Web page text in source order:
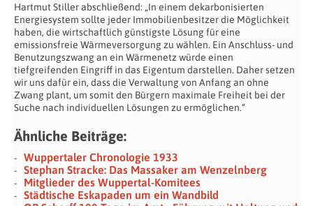
Hartmut Stiller abschließend: „In einem dekarbonisierten
Energiesystem sollte jeder Immobilienbesitzer die Möglichkeit
haben, die wirtschaftlich günstigste Lösung für eine
emissionsfreie Wärmeversorgung zu wählen. Ein Anschluss- und
Benutzungszwang an ein Wärmenetz würde einen
tiefgreifenden Eingriff in das Eigentum darstellen. Daher setzen
wir uns dafür ein, dass die Verwaltung von Anfang an ohne
Zwang plant, um somit den Bürgern maximale Freiheit bei der
Suche nach individuellen Lösungen zu ermöglichen.“
Ähnliche Beiträge:
Wuppertaler Chronologie 1933
Stephan Stracke: Das Massaker am Wenzelnberg
Mitglieder des Wuppertal-Komitees
Städtische Eskapaden um ein Wandbild